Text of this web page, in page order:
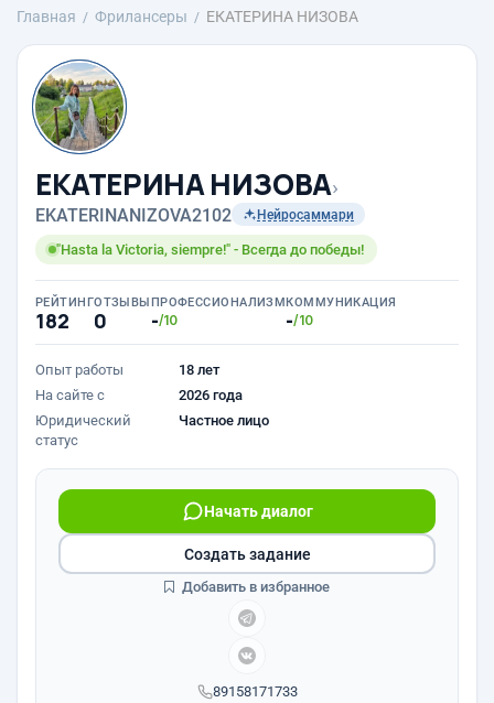
Главная Фрилансеры ЕКАТЕРИНА НИЗОВА
ЕКАТЕРИНА НИЗОВА›
EKATERINANIZOVA2102 Нейросаммари
"Hasta la Victoria, siempre!" - Всегда до победы!
РЕЙТИНГ
182
ОТЗЫВЫ
0
ПРОФЕССИОНАЛИЗМ
-/10
КОММУНИКАЦИЯ
-/10
Опыт работы
18 лет
На сайте с
2026 года
Юридический
статус
Частное лицо
89158171733
Начать диалог
Создать задание
Добавить в избранное